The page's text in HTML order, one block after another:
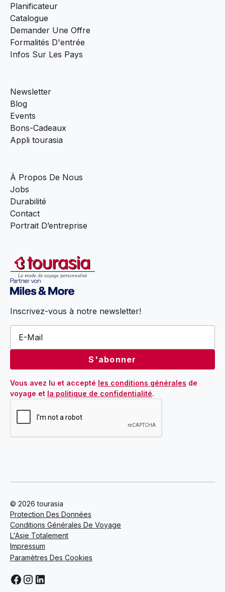
Planificateur
Catalogue
Demander Une Offre
Formalités D'entrée
Infos Sur Les Pays
Newsletter
Blog
Events
Bons-Cadeaux
Appli tourasia
À Propos De Nous
Jobs
Durabilité
Contact
Portrait D’entreprise
Inscrivez-vous à notre newsletter!
Vous avez lu et accepté les conditions générales de
voyage et la politique de confidentialité.
© 2026 tourasia
Protection Des Données
Conditions Générales De Voyage
L'Asie Totalement
Impressum
Paramètres Des Cookies